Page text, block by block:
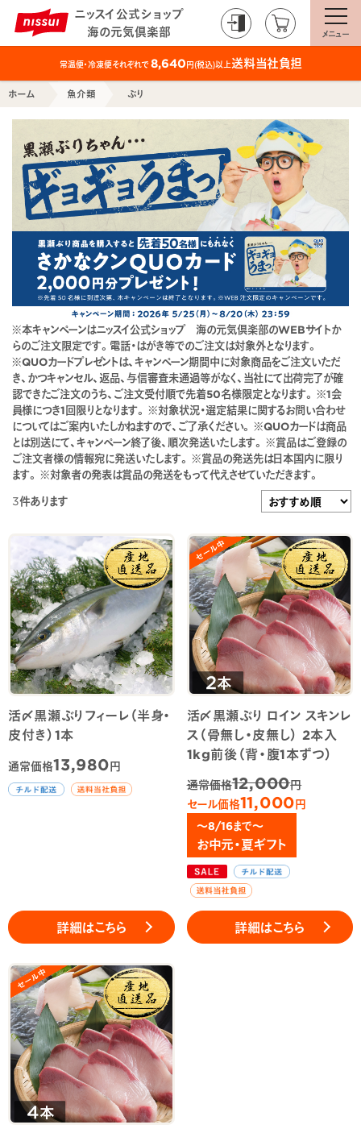
ニッスイ公式ショップ
海の元気倶楽部
メニュー
常温便・冷凍便それぞれで8,640円(税込)以上送料当社負担
ホーム 魚介類 ぶり
※本キャンペーンはニッスイ公式ショップ 海の元気倶楽部のWEBサイトか
らのご注文限定です。電話・はがき等でのご注文は対象外となります。
※QUOカードプレゼントは、キャンペーン期間中に対象商品をご注文いただ
き、かつキャンセル、返品、与信審査未通過等がなく、当社にて出荷完了が確
認できたご注文のうち、ご注文受付順で先着50名様限定となります。 ※1会
員様につき1回限りとなります。 ※対象状況・選定結果に関するお問い合わせ
についてはご案内いたしかねますので、ご了承ください。 ※QUOカードは商品
とは別送にて、キャンペーン終了後、順次発送いたします。 ※賞品はご登録の
ご注文者様の情報宛に発送いたします。 ※賞品の発送先は日本国内に限り
ます。 ※対象者の発表は賞品の発送をもって代えさせていただきます。
3件あります
活〆黒瀬ぶりフィーレ（半身・
皮付き）1本
通常価格13,980円
詳細はこちら
活〆黒瀬ぶり ロイン スキンレ
ス（骨無し・皮無し） 2本入
1kg前後（背・腹1本ずつ）
通常価格12,000円
セール価格11,000円
～8/16まで～
お中元・夏ギフト
詳細はこちら